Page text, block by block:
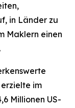
in Länder zu
Maklern einen
im
Millionen US-